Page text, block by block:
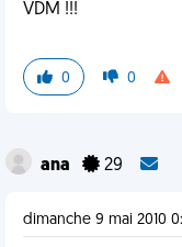
VDM !!!
0 0
ana 29
dimanche 9 mai 2010